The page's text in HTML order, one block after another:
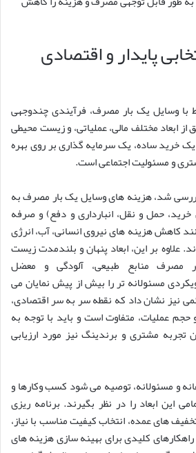
پایدار و اقتصادی
با وسایل یک بار مصرف، فرآیندی چندوجهی
ابعاد مختلف مالی، عملیاتی، و زیست محیطی
یک خرید ساده، یک سرمایه گذاری بر روی بهره
و مسئولیت اجتماعی است.
شد، هزینه های وسایل یک بار مصرف به
حمل و نقل، انبارداری و دفع) و صرفه
کاهش هزینه های نیروی انسانی، آب، انرژی
علاوه بر این، ابعاد پنهان و بلندمدت زیست
مصرف منابع طبیعی، آلودگی و معضل
مسئولانه تر را بیش از پیش نمایان می
نیز نشان داد که نقطه سر به سر اقتصادی،
عملیات، متفاوت است و باید با توجه به
تجربه مشتری و برندینگ نیز مورد ارزیابی
و مسئولانه، توصیه می شود کسب وکارها و
این ابعاد را در نظر بگیرند. برنامه ریزی
های عمده، انتخاب کیفیت مناسب با نیاز،
کلیدی برای بهینه سازی هزینه های